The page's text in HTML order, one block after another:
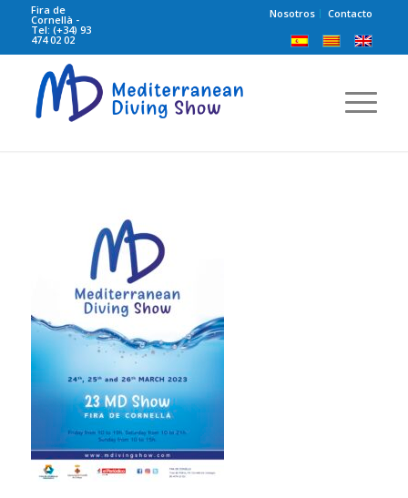
Nosotros Contacto
Fira de
Cornellà -
Tel: (+34) 93
474 02 02